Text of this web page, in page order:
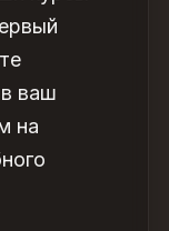
ваш
на